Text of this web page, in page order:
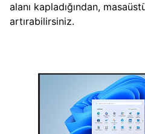
alanı kapladığından,
artırabilirsiniz.